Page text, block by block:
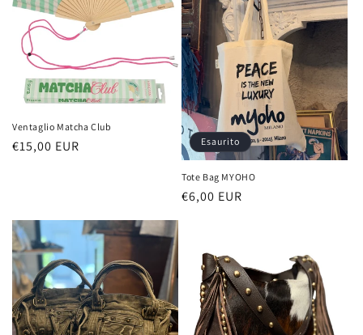
Ventaglio Matcha Club
Prezzo
€15,00 EUR Esaurito
Tote Bag MYOHO
Prezzo
€6,00 EUR